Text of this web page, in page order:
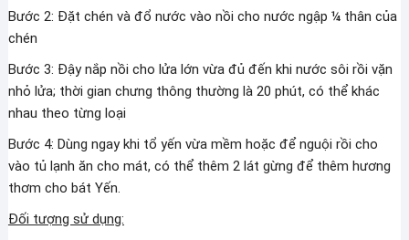
Bước 2: Đặt chén và đổ nước vào nồi cho nước ngập ¼ thân của
chén
Bước 3: Đậy nắp nồi cho lửa lớn vừa đủ đến khi nước sôi rồi vặn
nhỏ lửa; thời gian chưng thông thường là 20 phút, có thể khác
nhau theo từng loại
Bước 4: Dùng ngay khi tổ yến vừa mềm hoặc để nguội rồi cho
vào tủ lạnh ăn cho mát, có thể thêm 2 lát gừng để thêm hương
thơm cho bát Yến.
Đối tượng sử dụng: